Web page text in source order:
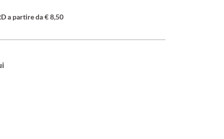
a partire da € 8,50